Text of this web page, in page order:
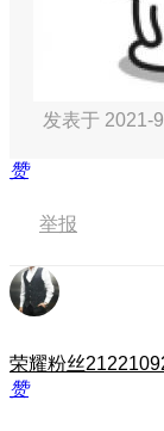
发表于 2021-
赞
举报
荣耀粉丝
赞